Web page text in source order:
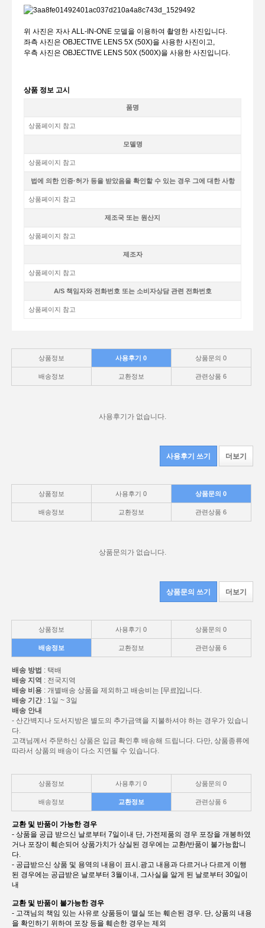
위 사진은 자사 ALL-IN-ONE 모델을 이용하여 촬영한 사진입니다.
좌측 사진은 OBJECTIVE LENS 5X (50X)을 사용한 사진이고,
우측 사진은 OBJECTIVE LENS 50X (500X)을 사용한 사진입니다.
상품 정보 고시
품명
상품페이지 참고
모델명
상품페이지 참고
법에 의한 인증·허가 등을 받았음을 확인할 수 있는 경우 그에 대한 사항
상품페이지 참고
제조국 또는 원산지
상품페이지 참고
제조자
상품페이지 참고
A/S 책임자와 전화번호 또는 소비자상담 관련 전화번호
상품페이지 참고
상품정보 사용후기0 상품문의0
배송정보 교환정보 관련상품6
사용후기가 없습니다.
사용후기 쓰기 더보기
상품정보 사용후기0 상품문의0
배송정보 교환정보 관련상품6
상품문의가 없습니다.
상품문의 쓰기 더보기
상품정보 사용후기0 상품문의0
배송정보 교환정보 관련상품6
배송 방법 : 택배
배송 지역 : 전국지역
배송 비용 : 개별배송 상품을 제외하고 배송비는 [무료]입니다.
배송 기간: 1일 ~ 3일
배송 안내
- 산간벽지나 도서지방은 별도의 추가금액을 지불하셔야 하는 경우가 있습니
다.
고객님께서 주문하신 상품은 입금 확인후 배송해 드립니다. 다만, 상품종류에
따라서 상품의 배송이 다소 지연될 수 있습니다.
상품정보 사용후기0 상품문의0
배송정보 교환정보 관련상품6
교환 및 반품이 가능한 경우
- 상품을 공급 받으신 날로부터 7일이내 단, 가전제품의 경우 포장을 개봉하였
거나 포장이 훼손되어 상품가치가 상실된 경우에는 교환/반품이 불가능합니
다.
- 공급받으신 상품 및 용역의 내용이 표시.광고 내용과 다르거나 다르게 이행
된 경우에는 공급받은 날로부터 3월이내, 그사실을 알게 된 날로부터 30일이
내
교환 및 반품이 불가능한 경우
- 고객님의 책임 있는 사유로 상품등이 멸실 또는 훼손된 경우. 단, 상품의 내용
을 확인하기 위하여 포장 등을 훼손한 경우는 제외